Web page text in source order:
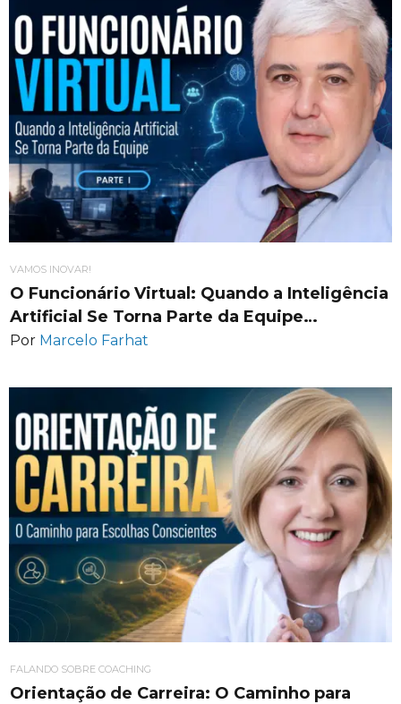
VAMOS INOVAR!
O Funcionário Virtual: Quando a Inteligência
Artificial Se Torna Parte da Equipe…
Por Marcelo Farhat
FALANDO SOBRE COACHING
Orientação de Carreira: O Caminho para